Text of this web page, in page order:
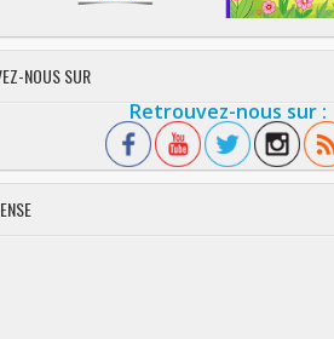
NOUS SUR
Retrouvez-nous sur :